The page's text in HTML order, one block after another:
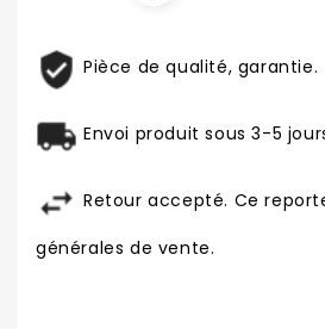
Pièce de qualité, garantie.
Envoi produit sous 3-5
Retour accepté. Ce
générales de vente.